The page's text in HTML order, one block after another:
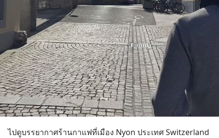
ไปดูบรรยากาศร้านกาแฟที่เมือง Nyon ประเทศ Switzerland